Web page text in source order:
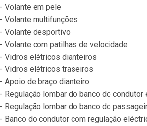
- Volante em pele
- Volante multifunções
- Volante desportivo
- Volante com patilhas de velocidade
- Vidros elétricos dianteiros
- Vidros elétricos traseiros
- Apoio de braço dianteiro
- Regulação lombar do banco do condutor
- Regulação lombar do banco do
- Banco do condutor com regulação